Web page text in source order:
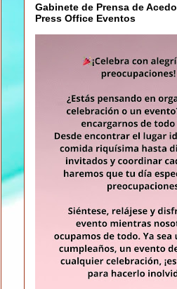
Gabinete de Prensa de
Press Office Eventos